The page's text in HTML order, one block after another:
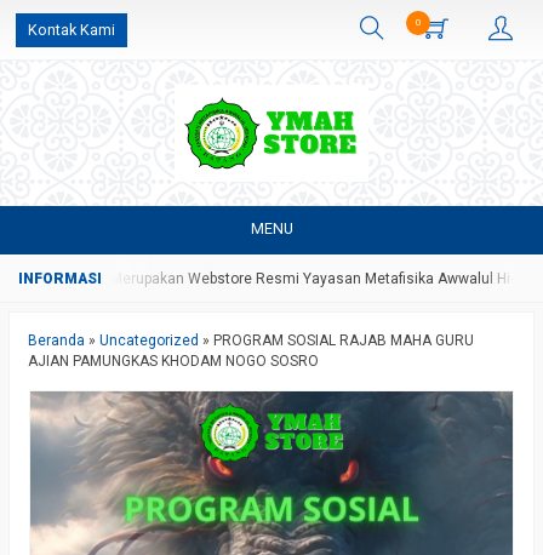
Kontak Kami 0
MENU
Yang Merupakan Webstore Resmi Yayasan Metafisika Awwalul Hidayah
Beranda » Uncategorized » PROGRAM SOSIAL RAJAB MAHA GURU
AJIAN PAMUNGKAS KHODAM NOGO SOSRO